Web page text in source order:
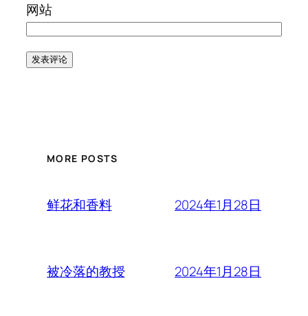
网站
MORE POSTS
鲜花和香料 2024年1月28日
被冷落的教授 2024年1月28日